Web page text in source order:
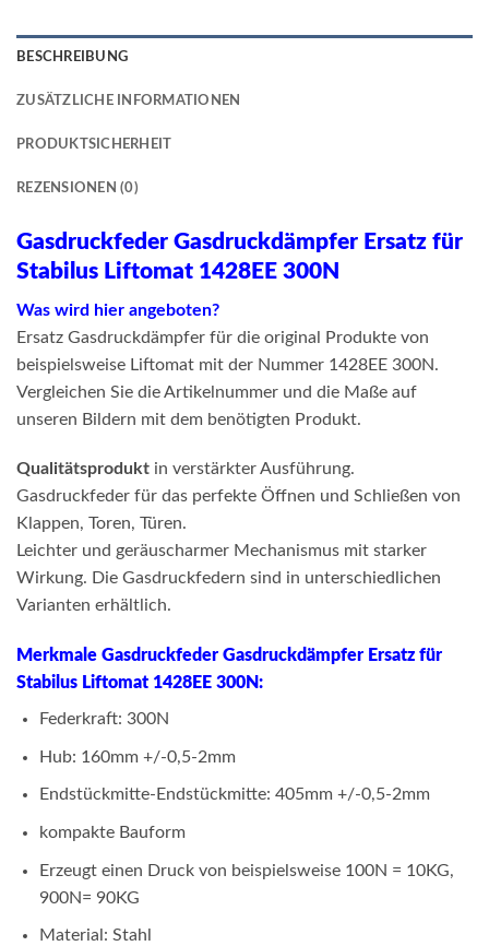
BESCHREIBUNG
ZUSÄTZLICHE INFORMATIONEN
PRODUKTSICHERHEIT
REZENSIONEN (0)
Gasdruckfeder Gasdruckdämpfer Ersatz für
Stabilus Liftomat 1428EE 300N
Was wird hier angeboten?
Ersatz Gasdruckdämpfer für die original Produkte von
beispielsweise Liftomat mit der Nummer 1428EE 300N.
Vergleichen Sie die Artikelnummer und die Maße auf
unseren Bildern mit dem benötigten Produkt.
Qualitätsprodukt in verstärkter Ausführung.
Gasdruckfeder für das perfekte Öffnen und Schließen von
Klappen, Toren, Türen.
Leichter und geräuscharmer Mechanismus mit starker
Wirkung. Die Gasdruckfedern sind in unterschiedlichen
Varianten erhältlich.
Merkmale Gasdruckfeder Gasdruckdämpfer Ersatz für
Stabilus Liftomat 1428EE 300N:
Federkraft: 300N
Hub: 160mm +/-0,5-2mm
Endstückmitte-Endstückmitte: 405mm +/-0,5-2mm
kompakte Bauform
Erzeugt einen Druck von beispielsweise 100N = 10KG,
900N= 90KG
Material: Stahl